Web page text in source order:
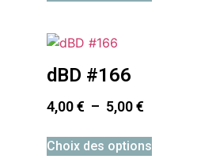
dBD #166
4,00€ – 5,00€
Choix des options